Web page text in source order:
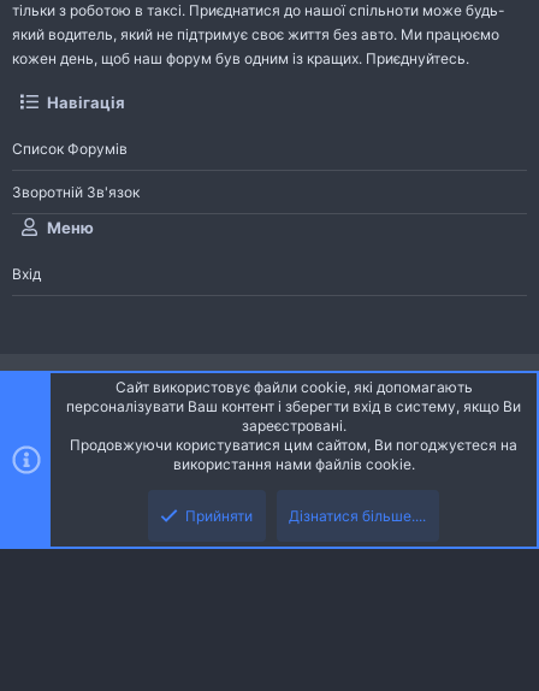
тільки з роботою в таксі. Приєднатися до нашої спільноти може будь-
який водитель, який не підтримує своє життя без авто. Ми працюємо
кожен день, щоб наш форум був одним із кращих. Приєднуйтесь.
Навігація
Список Форумів
Зворотній Зв'язок
Меню
Вхід
Ніч
Українська (UA)
S
Community platform by XenForo® © 2010-2026 XenForo Ltd.
Community platform by XenForo © 2010-2022 XenForo Ltd. | dev: Pages
Сайт використовує файли cookie, які допомагають
персоналізувати Ваш контент і зберегти вхід в систему, якщо Ви
зареєстровані.
Продовжуючи користуватися цим сайтом, Ви погоджуєтеся на
використання нами файлів cookie.
Прийняти Дізнатися більше....